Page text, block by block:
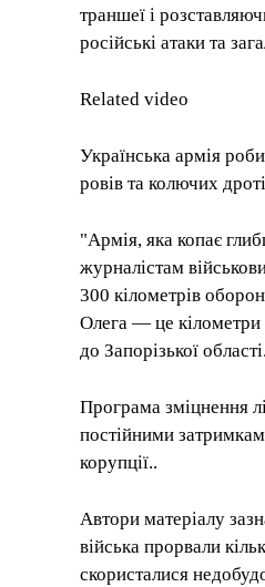
траншеї і
російські атаки та
Related video
Українська армія
ровів та колючих
"Армія, яка копає
журналістам
300 кілометрів
Олега — це кілометри
до Запорізької області.
Програма зміцнення
постійними
корупції..
Автори матеріалу
війська прорвали
скористалися